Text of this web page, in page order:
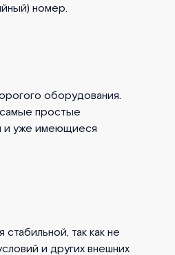
номер.
оборудования.
простые
и уже имеющиеся
так как не
и других внешних